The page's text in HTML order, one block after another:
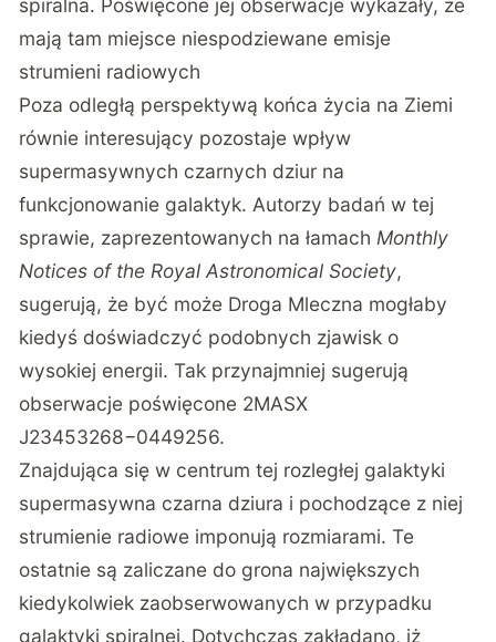
spiralna. Poświęcone jej obserwacje wykazały, że
mają tam miejsce niespodziewane emisje
strumieni radiowych
Poza odległą perspektywą końca życia na Ziemi
równie interesujący pozostaje wpływ
supermasywnych czarnych dziur na
funkcjonowanie galaktyk. Autorzy badań w tej
sprawie, zaprezentowanych na łamach Monthly
Notices of the Royal Astronomical Society,
sugerują, że być może Droga Mleczna mogłaby
kiedyś doświadczyć podobnych zjawisk o
wysokiej energii. Tak przynajmniej sugerują
obserwacje poświęcone 2MASX
J23453268−0449256.
Znajdująca się w centrum tej rozległej galaktyki
supermasywna czarna dziura i pochodzące z niej
strumienie radiowe imponują rozmiarami. Te
ostatnie są zaliczane do grona największych
kiedykolwiek zaobserwowanych w przypadku
galaktyki spiralnej. Dotychczas zakładano, iż